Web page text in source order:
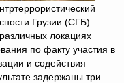
Грузии (СГБ)
локациях
по факту участия в
и содействия
задержаны три